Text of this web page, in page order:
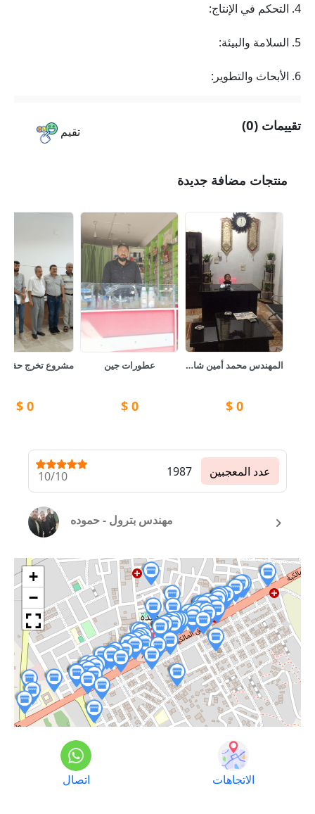
4. التحكم في الإنتاج:
5. السلامة والبيئة:
6. الأبحاث والتطوير:
تقيم تقييمات (0)
منتجات مضافة جديدة
المهندس محمد أمين شاويش العقاري
0
$
عطورات جين
0
$
0
$
10/10 1987 عدد المعجبين
مهندس بترول - حموده
+
−
اتصال الاتجاهات